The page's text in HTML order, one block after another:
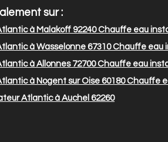
sur :
à Malakoff 92240Chauffe eau
à Wasselonne 67310Chauffe eau
à Allonnes 72700Chauffe eau
à Nogent sur Oise 60180Chauffe
Atlantic à Auchel 62260